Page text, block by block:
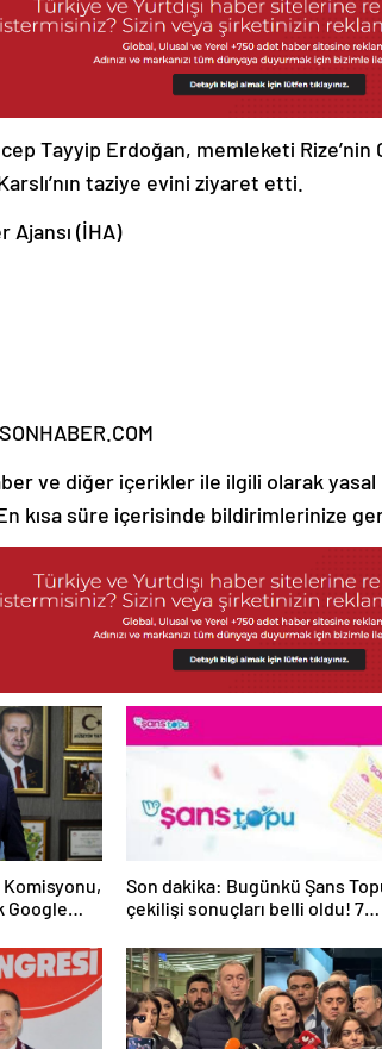
Tayyip Erdoğan, memleketi
taziye evini ziyaret etti.
Ajansı (İHA)
ve diğer içerikler ile ilgili olarak
kısa süre içerisinde bildirimlerinize
Komisyonu,
Google
Son dakika: Bugünkü Şans
çekilişi sonuçları belli oldu! 7
sonucu sorgulama ekranı!